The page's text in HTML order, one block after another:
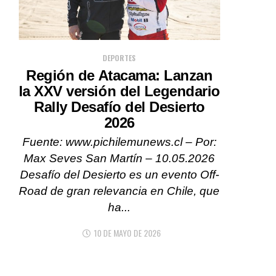
DEPORTES
Región de Atacama: Lanzan
la XXV versión del Legendario
Rally Desafío del Desierto
2026
Fuente: www.pichilemunews.cl – Por:
Max Seves San Martín – 10.05.2026
Desafío del Desierto es un evento Off-
Road de gran relevancia en Chile, que
ha...
10 DE MAYO DE 2026